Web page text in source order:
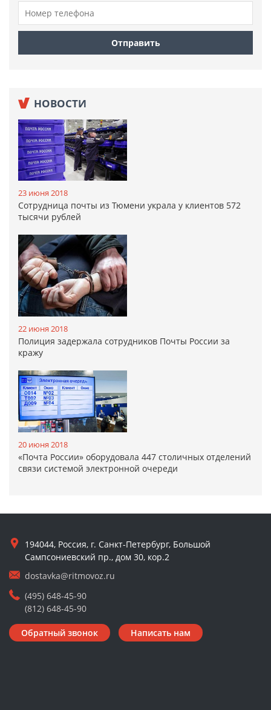
НОВОСТИ
23 июня 2018
Сотрудница почты из Тюмени украла у клиентов 572
тысячи рублей
22 июня 2018
Полиция задержала сотрудников Почты России за
кражу
20 июня 2018
«Почта России» оборудовала 447 столичных отделений
связи системой электронной очереди
194044, Россия, г. Санкт-Петербург, Большой
Сампсониевский пр., дом 30, кор.2
dostavka@ritmovoz.ru
(495) 648-45-90
(812) 648-45-90
Обратный звонок Написать нам